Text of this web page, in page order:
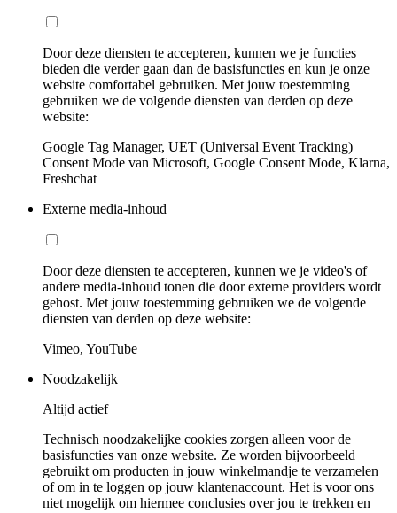
Door deze diensten te accepteren, kunnen we je functies
bieden die verder gaan dan de basisfuncties en kun je onze
website comfortabel gebruiken. Met jouw toestemming
gebruiken we de volgende diensten van derden op deze
website:
Google Tag Manager, UET (Universal Event Tracking)
Consent Mode van Microsoft, Google Consent Mode, Klarna,
Freshchat
Externe media-inhoud
Door deze diensten te accepteren, kunnen we je video's of
andere media-inhoud tonen die door externe providers wordt
gehost. Met jouw toestemming gebruiken we de volgende
diensten van derden op deze website:
Vimeo, YouTube
Noodzakelijk
Altijd actief
Technisch noodzakelijke cookies zorgen alleen voor de
basisfuncties van onze website. Ze worden bijvoorbeeld
gebruikt om producten in jouw winkelmandje te verzamelen
of om in te loggen op jouw klantenaccount. Het is voor ons
niet mogelijk om hiermee conclusies over jou te trekken en